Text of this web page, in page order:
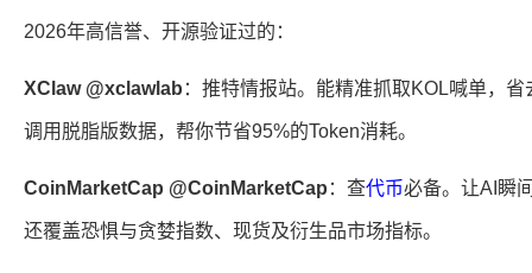
2026年高信誉、开源验证过的：
XClaw @xclawlab ：推特情报站。能精准抓取KOL喊单，
调用脱脂版数据，帮你节省95%的Token消耗。
CoinMarketCap @CoinMarketCap ：查代币必备。让AI瞬
还覆盖恐惧与贪婪指数、现货及衍生品市场指标。